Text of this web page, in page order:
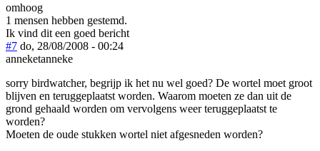
omhoog
1 mensen hebben gestemd.
Ik vind dit een goed bericht
#7 do, 28/08/2008 - 00:24
anneketanneke
sorry birdwatcher, begrijp ik het nu wel goed? De wortel moet groot
blijven en teruggeplaatst worden. Waarom moeten ze dan uit de
grond gehaald worden om vervolgens weer teruggeplaatst te
worden?
Moeten de oude stukken wortel niet afgesneden worden?